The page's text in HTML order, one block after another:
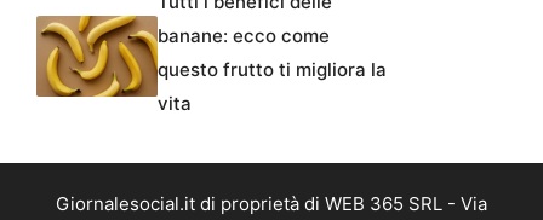
banane: ecco come
questo frutto ti migliora la
vita
Giornalesocial.it di proprietà di WEB 365 SRL - Via